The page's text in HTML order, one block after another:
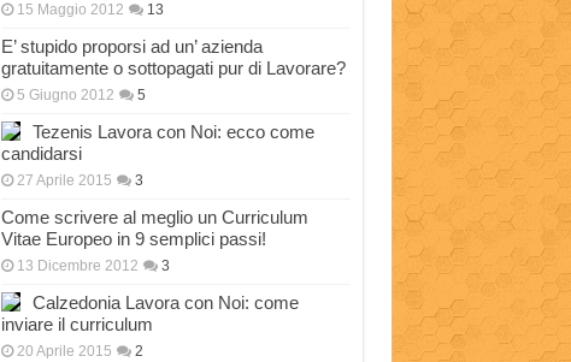
15 Maggio 2012 13
E’ stupido proporsi ad un’ azienda
gratuitamente o sottopagati pur di Lavorare?
5 Giugno 2012 5
Tezenis Lavora con Noi: ecco come
candidarsi
27 Aprile 2015 3
Come scrivere al meglio un Curriculum
Vitae Europeo in 9 semplici passi!
13 Dicembre 2012 3
Calzedonia Lavora con Noi: come
inviare il curriculum
20 Aprile 2015 2